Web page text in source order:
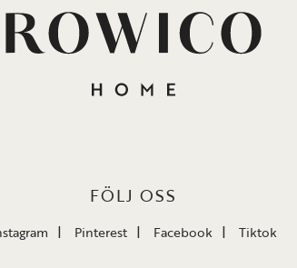
FÖLJ OSS
Pinterest Facebook Tiktok